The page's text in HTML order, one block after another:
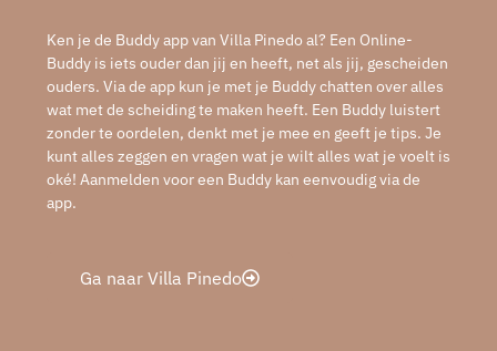
Ken je de Buddy app van Villa Pinedo al? Een Online-
Buddy is iets ouder dan jij en heeft, net als jij, gescheiden
ouders. Via de app kun je met je Buddy chatten over alles
wat met de scheiding te maken heeft. Een Buddy luistert
zonder te oordelen, denkt met je mee en geeft je tips. Je
kunt alles zeggen en vragen wat je wilt alles wat je voelt is
oké! Aanmelden voor een Buddy kan eenvoudig via de
app.
Ga naar Villa Pinedo